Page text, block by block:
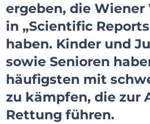
ergeben, die
in „Scientific
haben. Kinder und
sowie Senioren
häufigsten mit
zu kämpfen, die zur
Rettung führen.